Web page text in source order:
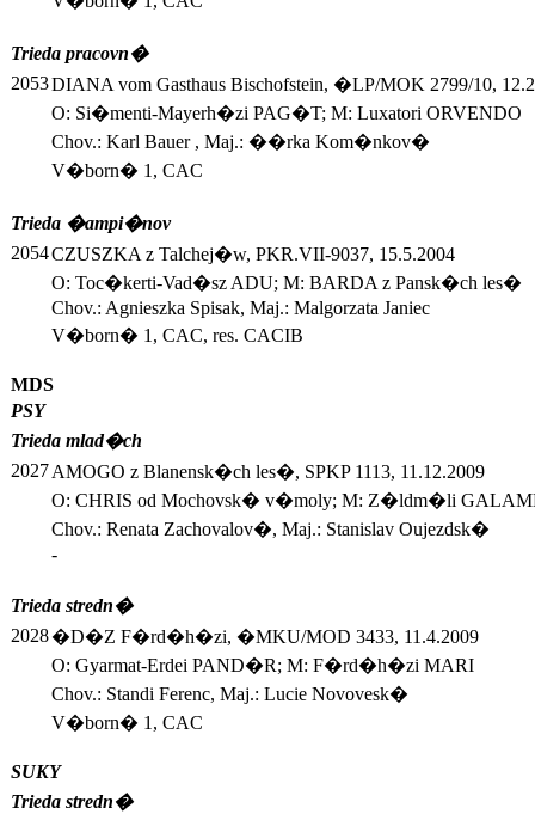
Trieda pracovn�
2053DIANA vom Gasthaus Bischofstein, �LP/MOK 2799/10,
O: Si�menti-Mayerh�zi PAG�T; M: Luxatori ORVENDO
Chov.: Karl Bauer , Maj.: ��rka Kom�nkov�
V�born� 1, CAC
Trieda �ampi�nov
2054CZUSZKA z Talchej�w, PKR.VII-9037, 15.5.2004
O: Toc�kerti-Vad�sz ADU; M: BARDA z Pansk�ch les�
Chov.: Agnieszka Spisak, Maj.: Malgorzata Janiec
V�born� 1, CAC, res. CACIB
MDS
PSY
Trieda mlad�ch
2027AMOGO z Blanensk�ch les�, SPKP 1113, 11.12.2009
O: CHRIS od Mochovsk� v�moly; M: Z�ldm�li
Chov.: Renata Zachovalov�, Maj.: Stanislav Oujezdsk�
-
Trieda stredn�
2028�D�Z F�rd�h�zi, �MKU/MOD 3433, 11.4.2009
O: Gyarmat-Erdei PAND�R; M: F�rd�h�zi MARI
Chov.: Standi Ferenc, Maj.: Lucie Novovesk�
V�born� 1, CAC
SUKY
Trieda stredn�